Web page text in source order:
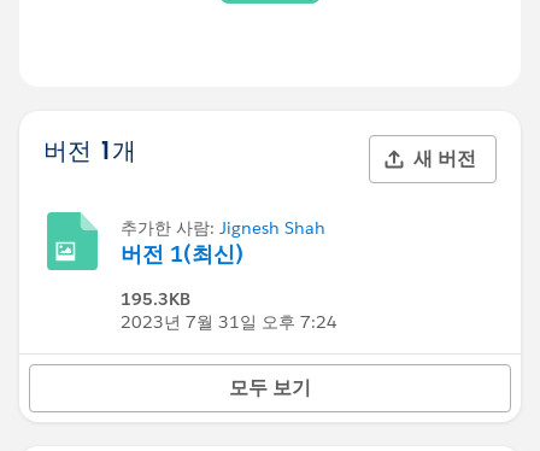
버전 1개 새 버전
추가한 사람: Jignesh Shah
버전 1(최신)
195.3KB
2023년 7월 31일 오후 7:24
모두 보기